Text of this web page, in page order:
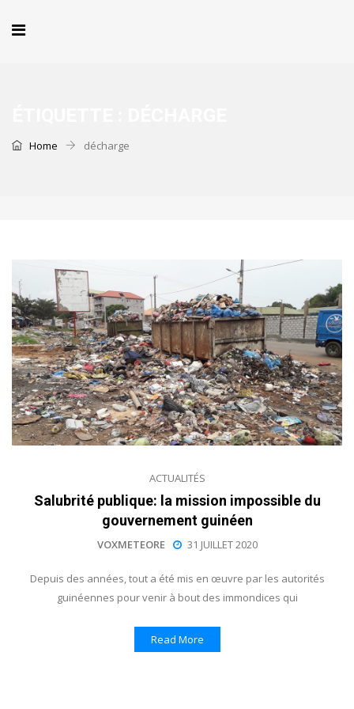
Home décharge
ACTUALITÉS
Salubrité publique: la mission impossible du
gouvernement guinéen
VOXMETEORE 31 JUILLET 2020
Depuis des années, tout a été mis en œuvre par les autorités
guinéennes pour venir à bout des immondices qui
Read More